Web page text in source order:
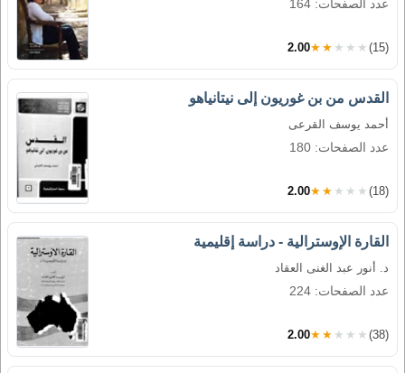
عدد الصفحات: 164
2.00★★★★★ (15)
القدس من بن غوريون إلى نيتانياهو
أحمد يوسف القرعى
عدد الصفحات: 180
2.00★★★★★ (18)
القارة الإوسترالية - دراسة إقليمية
د. أنور عبد الغنى العقاد
عدد الصفحات: 224
2.00★★★★★ (38)